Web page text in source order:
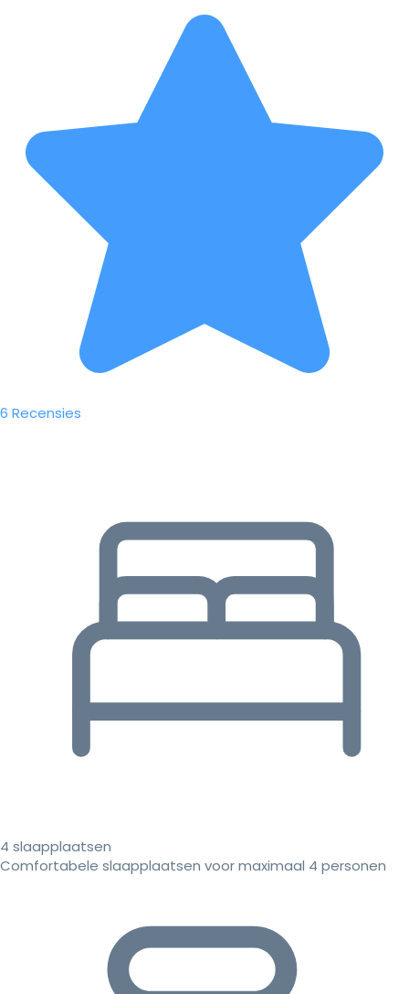
6 Recensies
4 slaapplaatsen
Comfortabele slaapplaatsen voor maximaal 4 personen